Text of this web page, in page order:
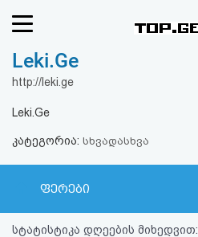
რეიტინგი
ფოსტა
კითხვა-
პასუხი
Leki.Ge
http://leki.ge
Leki.Ge
კატეგორია: სხვადასხვა
ფერები
სტატისტიკა დღეების მიხედვით: